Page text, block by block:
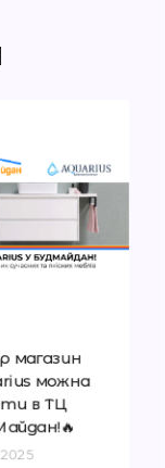
магазин
можна
в ТЦ